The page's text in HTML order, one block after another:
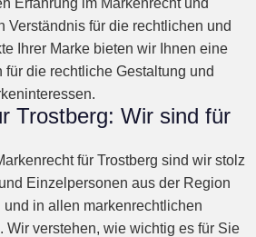
Erfahrung im Markenrecht und
Verständnis für die rechtlichen und
Ihrer Marke bieten wir Ihnen eine
die rechtliche Gestaltung und
Trostberg: Wir sind für
für Trostberg sind wir stolz
Einzelpersonen aus der Region
und in allen markenrechtlichen
Wir verstehen, wie wichtig es für Sie